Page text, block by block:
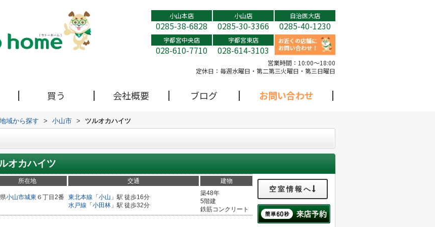
小山本店
0285-38-6828
小山店
0285-30-3366
自治医大店
0285-40-1230
宇都宮中央店
028-610-7710
宇都宮東店
028-614-3103
営業時間： 10:00～18:00
定休日： 毎週水曜日・第二第三火曜日・第三日曜日
買う 会社概要 ブログ お問い合わせ
域から探す > 小山市 > ツルオカハイツ
オカハイツ
所在地 交通 建物
小山市城東 ６丁目2番
東北本線 「 小山 」駅 徒歩16分
水戸線 「 小田林 」駅 徒歩32分
築48年
5階建
鉄筋コンクリート
空室情報へ